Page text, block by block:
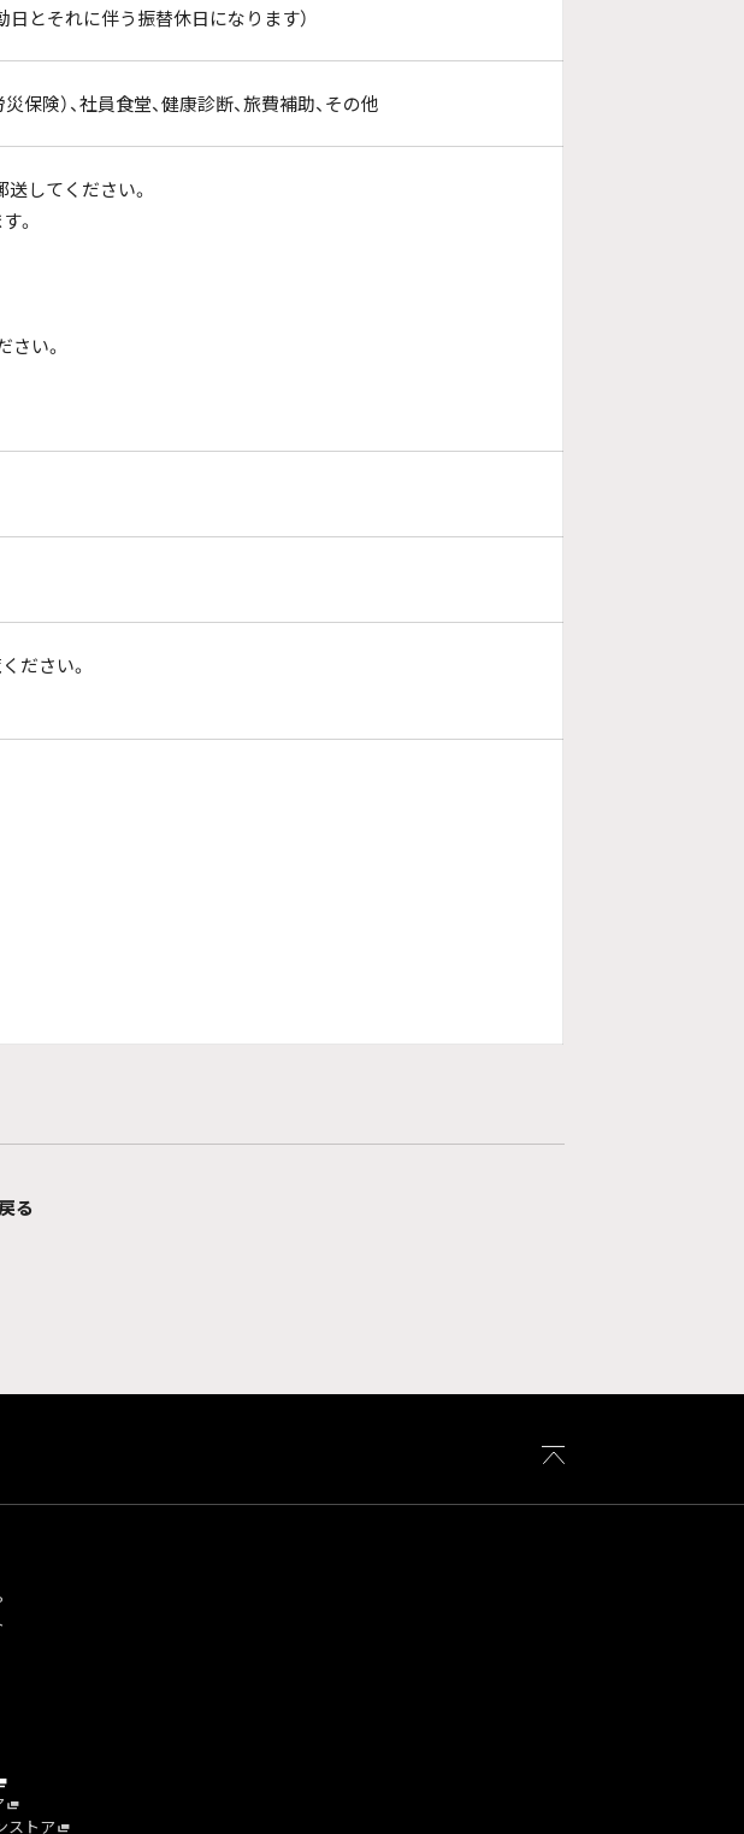
とそれに伴う振替休日になります）
保険）、社員食堂、健康診断、旅費補助、その他
送してください。
。
い。
ださい。
ストア